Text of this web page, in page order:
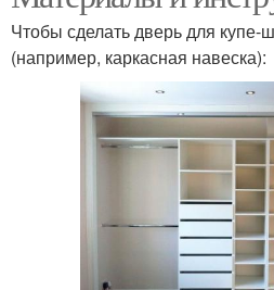
Чтобы сделать дверь для
(например, каркасная навеска):